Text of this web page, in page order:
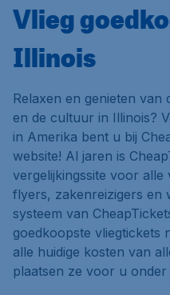
Vlieg
Illinois
Relaxen en genieten van
en de cultuur in Illinois?
in Amerika bent u bij
website! Al jaren is
vergelijkingssite voor
flyers, zakenreizigers en
systeem van
goedkoopste vliegtickets
alle huidige kosten van
plaatsen ze voor u onder